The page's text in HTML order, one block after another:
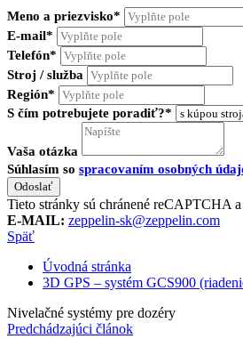
Meno a priezvisko*
E-mail*
Telefón*
Stroj / služba
Región*
S čím potrebujete poradiť?*
Vaša otázka
Súhlasím so spracovaním osobných
Tieto stránky sú chránené reCAPTCHA
E-MAIL: zeppelin-sk@zeppelin.com
Späť
Úvodná stránka
3D GPS – systém GCS900
Nivelačné systémy pre dozéry
Predchádzajúci článok